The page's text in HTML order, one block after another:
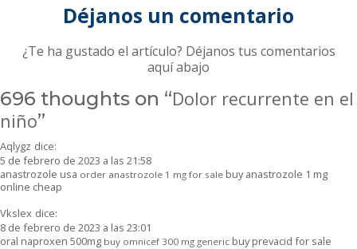
Déjanos un comentario
¿Te ha gustado el artículo? Déjanos tus comentarios
aquí abajo
696 thoughts on “Dolor recurrente en el
niño”
Aqlygz dice:
5 de febrero de 2023 a las 21:58
anastrozole usa order anastrozole 1 mg for sale buy anastrozole 1 mg
online cheap
Vkslex dice:
8 de febrero de 2023 a las 23:01
oral naproxen 500mg buy omnicef 300 mg generic buy prevacid for sale